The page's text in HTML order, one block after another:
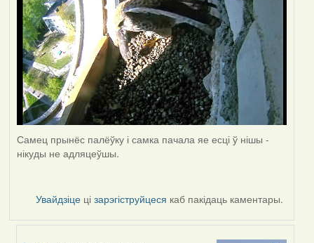
Самец прынёс палёўку і самка пачала яе есці ў нішы -
нікуды не адляцеўшы.
Увайдзіце цізарэгіструйцеся каб пакідаць каментары.